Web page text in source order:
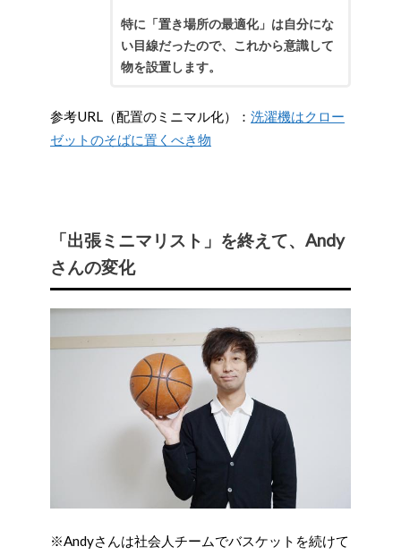
特に「置き場所の最適化」は自分にな
い目線だったので、これから意識して
物を設置します。
参考URL（配置のミニマル化）： 洗濯機はクロー
ゼットのそばに置くべき物
「出張ミニマリスト」を終えて、Andy
さんの変化
※Andyさんは社会人チームでバスケットを続けて